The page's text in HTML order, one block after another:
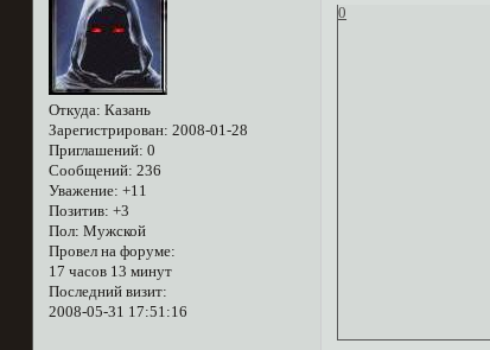
Откуда: Казань
Зарегистрирован: 2008-01-28
Приглашений: 0
Сообщений: 236
Уважение: +11
Позитив: +3
Пол: Мужской
Провел на форуме:
17 часов 13 минут
Последний визит:
2008-05-31 17:51:16
0